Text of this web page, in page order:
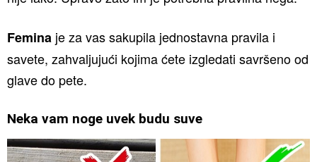
Femina je za vas sakupila jednostavna pravila i
savete, zahvaljujući kojima ćete izgledati savršeno od
glave do pete.
Neka vam noge uvek budu suve